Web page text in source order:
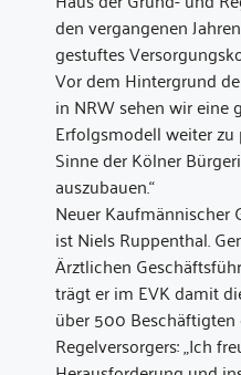
den vergangenen
gestuftes
Vor dem Hintergrund
in NRW sehen wir eine
Erfolgsmodell weiter
Sinne der Kölner
auszubauen.“
Neuer Kaufmännischer
ist Niels Ruppenthal.
Ärztlichen
trägt er im EVK damit
über 500
Regelversorgers: „Ich